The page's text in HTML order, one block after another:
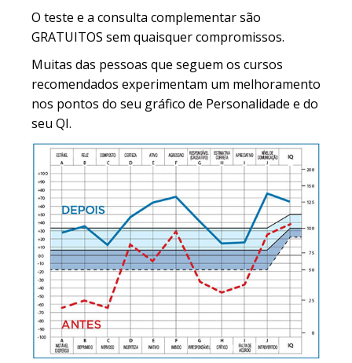
O teste e a consulta complementar são
GRATUITOS sem quaisquer compromissos.
Muitas das pessoas que seguem os cursos
recomendados experimentam um melhoramento
nos pontos do seu gráfico de Personalidade e do
seu QI.